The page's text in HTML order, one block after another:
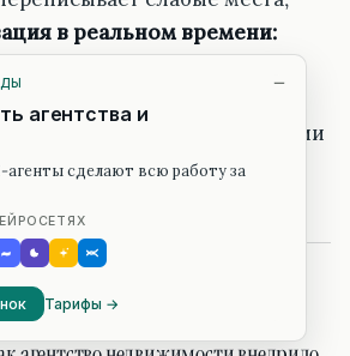
в реальном времени:
на основе истории
агентства и
сделают всю работу за
Тарифы →